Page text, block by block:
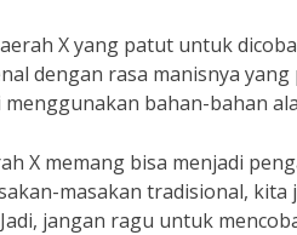
X yang patut untuk
dengan rasa manisnya
bahan-bahan
X memang bisa menjadi
masakan tradisional,
jangan ragu untuk